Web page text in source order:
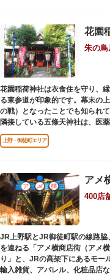
じる場所です。江戸文化を感じ
ての味を堪能できるのも魅力。
か、お気に入りのお土産探しを
花園
朱の鳥
花園稲荷神社は衣食住を守り、
る東参道が印象的です。幕末の
の戦）となったことでも知られて
隣接している五條天神社は、医
祈願の参拝者が多く、相殿には
境内がつながっており、まるで
すが、それぞれ別々の由緒の独
参拝は6:00～17:00（御朱印の授
上野・御徒町エリア
アメ
400店
JR上野駅とJR御徒町駅の線路
を連ねる「アメ横商店街（アメ
り」と、JRの高架下にあるモー
輸入雑貨、アパレル、化粧品店